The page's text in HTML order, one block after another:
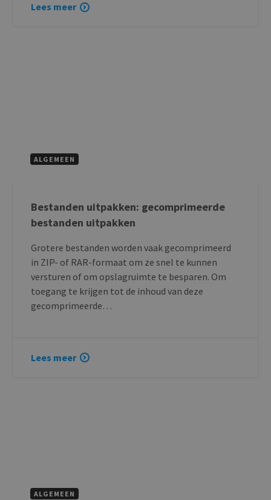
Lees meer
ALGEMEEN
Bestanden uitpakken: gecomprimeerde
bestanden uitpakken
Grotere bestanden worden vaak gecomprimeerd
in ZIP- of RAR-formaat om ze snel te kunnen
versturen of om opslagruimte te besparen. Om
toegang te krijgen tot de inhoud van deze
gecomprimeerde…
Lees meer
ALGEMEEN